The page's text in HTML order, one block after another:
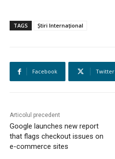
TAGS Știri Internațional
Facebook Twitter
Articolul precedent
Google launches new report
that flags checkout issues on
e-commerce sites